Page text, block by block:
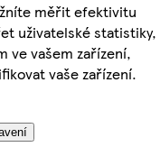
měřit efektivitu
uživatelské statistiky,
ve vašem zařízení,
vaše zařízení.